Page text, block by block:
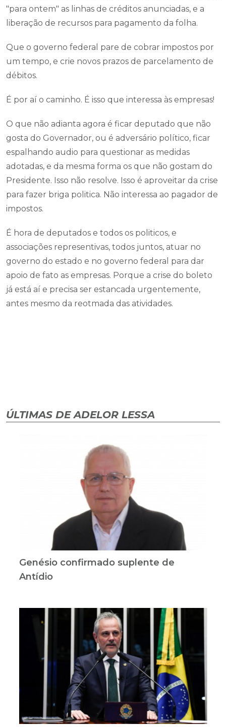
"para ontem" as linhas de créditos anunciadas, e a
liberação de recursos para pagamento da folha.
Que o governo federal pare de cobrar impostos por
um tempo, e crie novos prazos de parcelamento de
débitos.
É por aí o caminho. É isso que interessa às empresas!
O que não adianta agora é ficar deputado que não
gosta do Governador, ou é adversário político, ficar
espalhando audio para questionar as medidas
adotadas, e da mesma forma os que não gostam do
Presidente. Isso não resolve. Isso é aproveitar da crise
para fazer briga politica. Não interessa ao pagador de
impostos.
É hora de deputados e todos os politicos, e
associações representivas, todos juntos, atuar no
governo do estado e no governo federal para dar
apoio de fato as empresas. Porque a crise do boleto
já está aí e precisa ser estancada urgentemente,
antes mesmo da reotmada das atividades.
ÚLTIMAS DE ADELOR LESSA
Genésio confirmado suplente de
Antídio